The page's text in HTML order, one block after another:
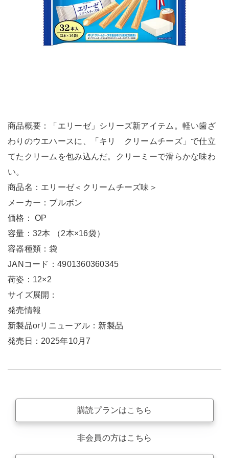
商品概要：「エリーゼ」シリーズ新アイテム。軽い歯ざ
わりのウエハースに、「キリ クリームチーズ」で仕立
てたクリームを包み込んだ。クリーミーで滑らかな味わ
い。
商品名：エリーゼ＜クリームチーズ味＞
メーカー：ブルボン
価格： OP
容量：32本 （2本×16袋）
容器種類：袋
JANコード：4901360360345
荷姿：12×2
サイズ展開：
発売情報
新製品orリニューアル：新製品
発売日：2025年10月7
購読プランはこちら
非会員の方はこちら